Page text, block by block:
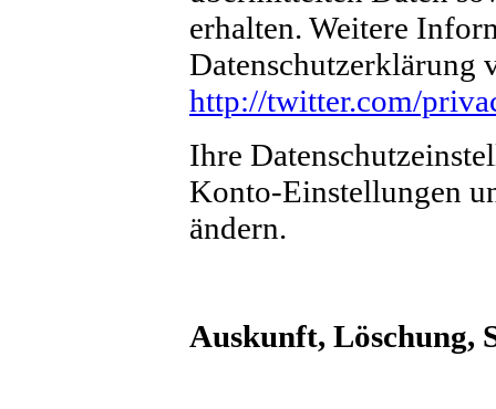
erhalten. Weitere
Datenschutzerklärung
http://twitter.com/
Ihre
Konto-Einstellungen
ändern.
Auskunft, Löschung,